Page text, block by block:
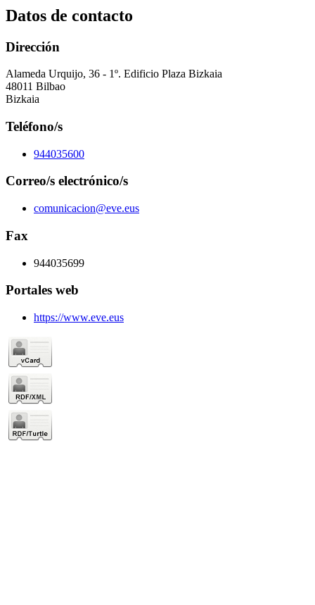
Datos de contacto
Dirección
Alameda Urquijo, 36 - 1º. Edificio Plaza Bizkaia
48011 Bilbao
Bizkaia
Teléfono/s
944035600
Correo/s electrónico/s
comunicacion@eve.eus
Fax
944035699
Portales web
https://www.eve.eus